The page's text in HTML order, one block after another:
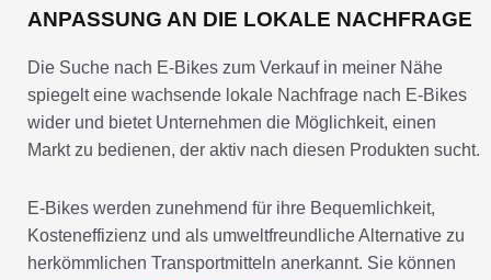
ANPASSUNG AN DIE LOKALE NACHFRAGE
Die Suche nach E-Bikes zum Verkauf in meiner Nähe
spiegelt eine wachsende lokale Nachfrage nach E-Bikes
wider und bietet Unternehmen die Möglichkeit, einen
Markt zu bedienen, der aktiv nach diesen Produkten sucht.
E-Bikes werden zunehmend für ihre Bequemlichkeit,
Kosteneffizienz und als umweltfreundliche Alternative zu
herkömmlichen Transportmitteln anerkannt. Sie können